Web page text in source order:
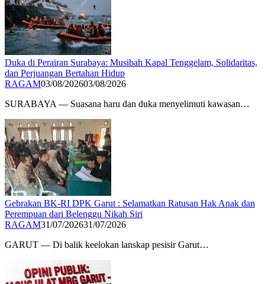
Duka di Perairan Surabaya: Musibah Kapal Tenggelam, Solidaritas,
dan Perjuangan Bertahan Hidup
RAGAM03/08/202603/08/2026
SURABAYA — Suasana haru dan duka menyelimuti kawasan…
Gebrakan BK-RI DPK Garut : Selamatkan Ratusan Hak Anak dan
Perempuan dari Belenggu Nikah Siri
RAGAM31/07/202631/07/2026
GARUT — Di balik keelokan lanskap pesisir Garut…